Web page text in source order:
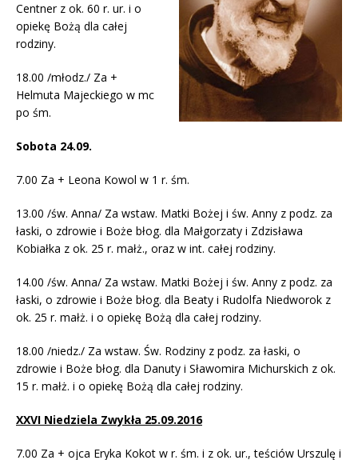
Centner z ok. 60 r. ur. i o
opiekę Bożą dla całej
rodziny.
18.00 /młodz./ Za +
Helmuta Majeckiego w mc
po śm.
Sobota 24.09.
7.00 Za + Leona Kowol w 1 r. śm.
13.00 /św. Anna/ Za wstaw. Matki Bożej i św. Anny z podz. za
łaski, o zdrowie i Boże błog. dla Małgorzaty i Zdzisława
Kobiałka z ok. 25 r. małż., oraz w int. całej rodziny.
14.00 /św. Anna/ Za wstaw. Matki Bożej i św. Anny z podz. za
łaski, o zdrowie i Boże błog. dla Beaty i Rudolfa Niedworok z
ok. 25 r. małż. i o opiekę Bożą dla całej rodziny.
18.00 /niedz./ Za wstaw. Św. Rodziny z podz. za łaski, o
zdrowie i Boże błog. dla Danuty i Sławomira Michurskich z ok.
15 r. małż. i o opiekę Bożą dla całej rodziny.
XXVI Niedziela Zwykła 25.09.2016
7.00 Za + ojca Eryka Kokot w r. śm. i z ok. ur., teściów Urszulę i